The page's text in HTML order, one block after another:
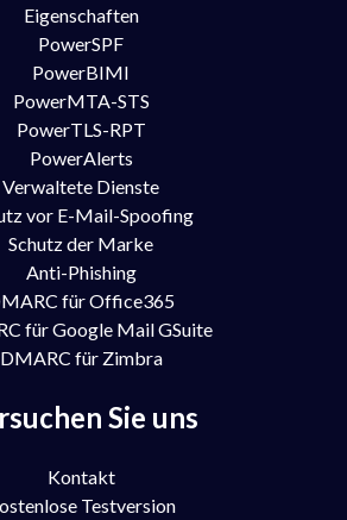
Eigenschaften
PowerSPF
PowerBIMI
PowerMTA-STS
PowerTLS-RPT
PowerAlerts
Verwaltete Dienste
vor E-Mail-Spoofing
Schutz der Marke
Anti-Phishing
für Office365
für Google Mail GSuite
DMARC für Zimbra
Sie uns
Kontakt
Testversion